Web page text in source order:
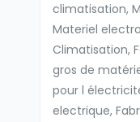
climatisation,
Materiel
Climatisation,
gros de
pour l
electrique,